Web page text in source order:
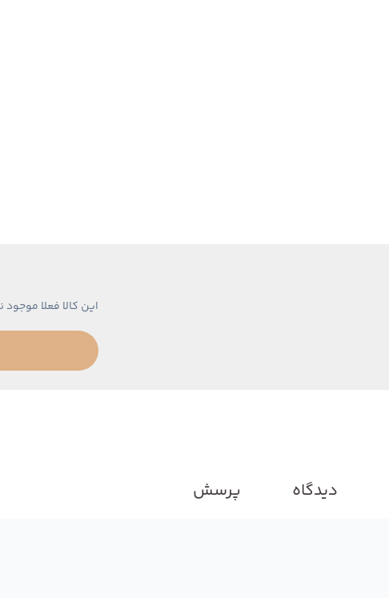
این کالا فعلا
دیدگاه پرسش